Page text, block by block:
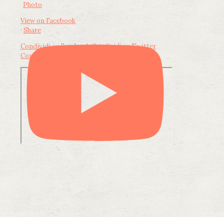
Photo
View on Facebook
· Share
Condividi su FacebookCondividi su Twitter
Condividi su LinkedIn